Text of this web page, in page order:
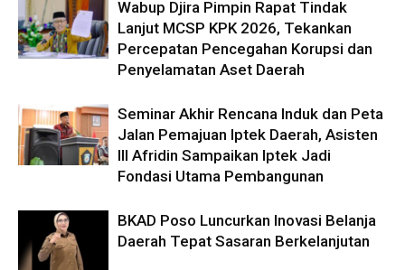
Wabup Djira Pimpin Rapat Tindak
Lanjut MCSP KPK 2026, Tekankan
Percepatan Pencegahan Korupsi dan
Penyelamatan Aset Daerah
Seminar Akhir Rencana Induk dan Peta
Jalan Pemajuan Iptek Daerah, Asisten
III Afridin Sampaikan Iptek Jadi
Fondasi Utama Pembangunan
BKAD Poso Luncurkan Inovasi Belanja
Daerah Tepat Sasaran Berkelanjutan